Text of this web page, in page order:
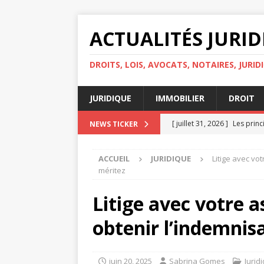
ACTUALITÉS
DROITS, LOIS, AVOCATS, NOTAIRES,
JURIDIQUE IMMOBILIER DROIT
NEWS TICKER [ juillet 31, 2026 ] Les
[ juillet 30, 2026 ] Quelles
[ juillet 29, 2026 ] Égalité
[ juillet 27, 2026 ] Les
ACCUEIL JURIDIQUE
Litige avec
méritez
Litige avec votre
obtenir
juin 20, 2025 Sabrina Gomes